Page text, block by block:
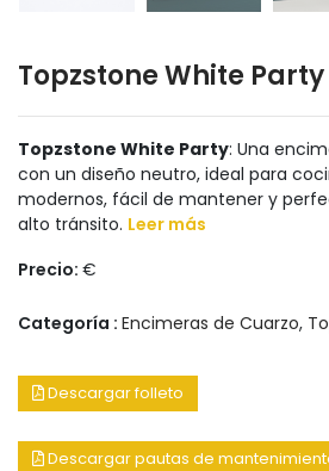
Topzstone White Party
Topzstone White Party: Una
con un diseño neutro, ideal para
modernos, fácil de mantener y
alto tránsito. Leer más
Precio: €
Categoría : Encimeras de Cuarzo,
Descargar folleto
Descargar pautas de